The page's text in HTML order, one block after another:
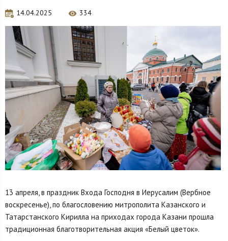
14.04.2025 334
13 апреля, в праздник Входа Господня в Иерусалим (Вербное
воскресенье), по благословению митрополита Казанского и
Татарстанского Кирилла на приходах города Казани прошла
традиционная благотворительная акция «Белый цветок».